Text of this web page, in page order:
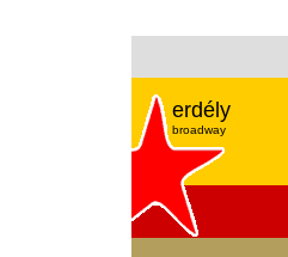
erdély
broadway